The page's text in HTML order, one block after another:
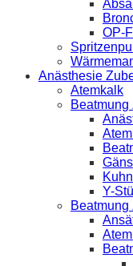
OP-
Anästhesie
Atemkalk
Y-